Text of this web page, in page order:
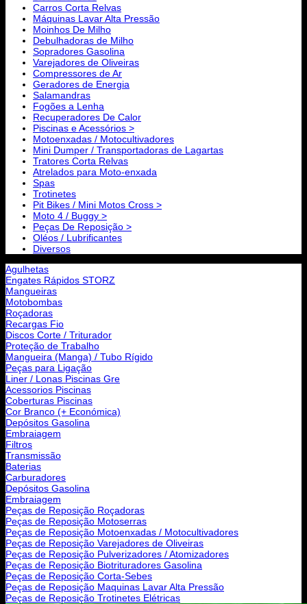
Carros Corta Relvas
Máquinas Lavar Alta Pressão
Moinhos De Milho
Debulhadoras de Milho
Sopradores Gasolina
Varejadores de Oliveiras
Compressores de Ar
Geradores de Energia
Salamandras
Fogões a Lenha
Recuperadores De Calor
Piscinas e Acessórios >
Motoenxadas / Motocultivadores
Mini Dumper / Transportadoras de Lagartas
Tratores Corta Relvas
Atrelados para Moto-enxada
Spas
Trotinetes
Pit Bikes / Mini Motos Cross >
Moto 4 / Buggy >
Peças De Reposição >
Oléos / Lubrificantes
Diversos
Agulhetas
Engates Rápidos STORZ
Mangueiras
Motobombas
Roçadoras
Recargas Fio
Discos Corte / Triturador
Proteção de Trabalho
Mangueira (Manga) / Tubo Rígido
Peças para Ligação
Liner / Lonas Piscinas Gre
Acessorios Piscinas
Coberturas Piscinas
Cor Branco (+ Económica)
Depósitos Gasolina
Embraiagem
Filtros
Transmissão
Baterias
Carburadores
Depósitos Gasolina
Embraiagem
Peças de Reposição Roçadoras
Peças de Reposição Motoserras
Peças de Reposição Motoenxadas / Motocultivadores
Peças de Reposição Varejadores de Oliveiras
Peças de Reposição Pulverizadores / Atomizadores
Peças de Reposição Biotrituradores Gasolina
Peças de Reposição Corta-Sebes
Peças de Reposição Maquinas Lavar Alta Pressão
Peças de Reposição Trotinetes Elétricas